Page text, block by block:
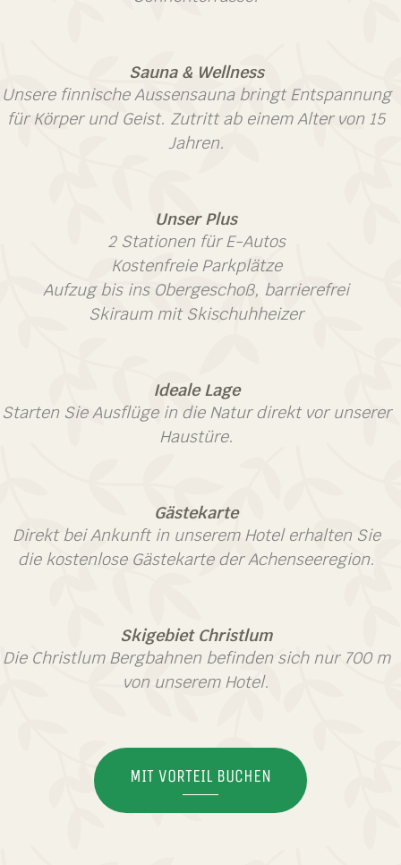
Sauna & Wellness
Unsere finnische Aussensauna bringt Entspannung
für Körper und Geist. Zutritt ab einem Alter von 15
Jahren.
Unser Plus
2 Stationen für E-Autos
Kostenfreie Parkplätze
Aufzug bis ins Obergeschoß, barrierefrei
Skiraum mit Skischuhheizer
Ideale Lage
Starten Sie Ausflüge in die Natur direkt vor unserer
Haustüre.
Gästekarte
Direkt bei Ankunft in unserem Hotel erhalten Sie
die kostenlose Gästekarte der Achenseeregion.
Skigebiet Christlum
Die Christlum Bergbahnen befinden sich nur 700 m
von unserem Hotel.
MIT VORTEIL BUCHEN